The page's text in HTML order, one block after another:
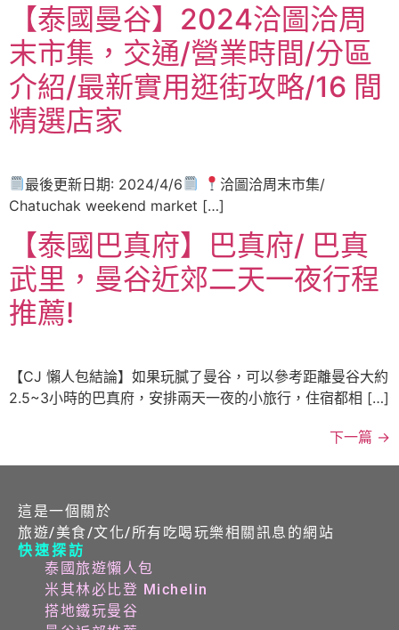
【泰國曼谷】2024洽圖洽周
末市集，交通/營業時間/分區
介紹/最新實用逛街攻略/16 間
精選店家
最後更新日期: 2024/4/6
洽圖洽周末市集/
Chatuchak weekend market […]
【泰國巴真府】巴真府/ 巴真
武里，曼谷近郊二天一夜行程
推薦!
【CJ 懶人包結論】如果玩膩了曼谷，可以參考距離曼谷大約
2.5~3小時的巴真府，安排兩天一夜的小旅行，住宿都相 […]
下一篇 →
這是一個關於
旅遊/美食/文化/所有吃喝玩樂相關訊息的網站
快速探訪
泰國旅遊懶人包
米其林必比登 Michelin
搭地鐵玩曼谷